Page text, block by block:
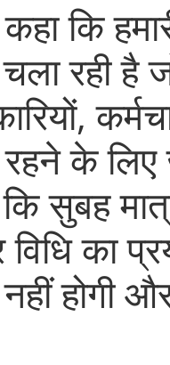
कि
रही है
के लिए
सुबह
का
नहीं